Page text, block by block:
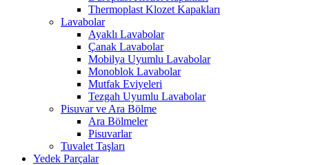
Thermoplast Klozet Kapakları
Lavabolar
Ayaklı Lavabolar
Çanak Lavabolar
Mobilya Uyumlu Lavabolar
Monoblok Lavabolar
Mutfak Eviyeleri
Tezgah Uyumlu Lavabolar
Pisuvar ve Ara Bölme
Ara Bölmeler
Pisuvarlar
Tuvalet Taşları
Yedek Parçalar